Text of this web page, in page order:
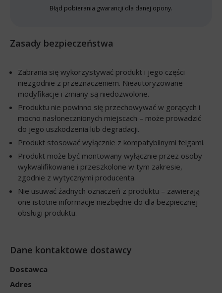
Błąd pobierania gwarancji dla danej opony.
Zasady bezpieczeństwa
Zabrania się wykorzystywać produkt i jego części
niezgodnie z przeznaczeniem. Nieautoryzowane
modyfikacje i zmiany są niedozwolone.
Produktu nie powinno się przechowywać w gorących i
mocno nasłonecznionych miejscach – może prowadzić
do jego uszkodzenia lub degradacji.
Produkt stosować wyłącznie z kompatybilnymi felgami.
Produkt może być montowany wyłącznie przez osoby
wykwalifikowane i przeszkolone w tym zakresie,
zgodnie z wytycznymi producenta.
Nie usuwać żadnych oznaczeń z produktu – zawierają
one istotne informacje niezbędne do dla bezpiecznej
obsługi produktu.
Dane kontaktowe dostawcy
Dostawca
Adres